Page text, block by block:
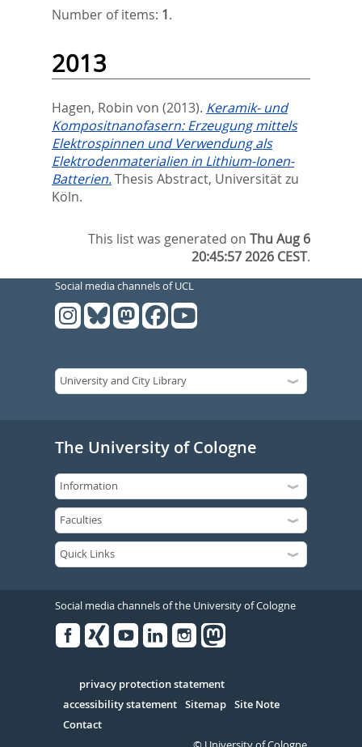
Number of items: 1.
2013
Hagen, Robin von (2013). Keramik- und
Kompositnanofasern: Erzeugung mittels
Elektrospinnen und Verwendung als
Elektrodenmaterialien in Lithium-Ionen-
Batterien.Thesis Abstract, Universität zu
Köln.
This list was generated onThu Aug 6
20:45:57 2026 CEST.
Social media channels of UCL
The University of Cologne
Social media channels of the University of Cologne
Serivce
privacy protection statement
accessibility statement Sitemap Site Note
Contact